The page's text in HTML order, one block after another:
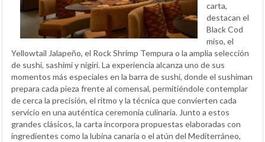
carta,
destacan el
Black Cod
miso, el
Yellowtail Jalapeño, el Rock Shrimp Tempura o la amplia selección
de sushi, sashimi y nigiri. La experiencia alcanza uno de sus
momentos más especiales en la barra de sushi, donde el sushiman
prepara cada pieza frente al comensal, permitiéndole contemplar
de cerca la precisión, el ritmo y la técnica que convierten cada
servicio en una auténtica ceremonia culinaria. Junto a estos
grandes clásicos, la carta incorpora propuestas elaboradas con
ingredientes como la lubina canaria o el atún del Mediterráneo,